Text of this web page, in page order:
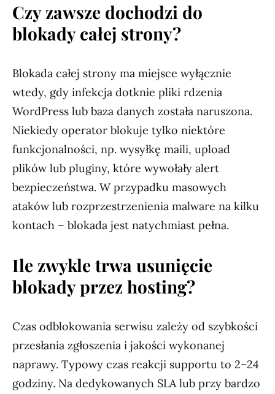
Czy zawsze dochodzi do
blokady całej strony?
Blokada całej strony ma miejsce wyłącznie
wtedy, gdy infekcja dotknie pliki rdzenia
WordPress lub baza danych została naruszona.
Niekiedy operator blokuje tylko niektóre
funkcjonalności, np. wysyłkę maili, upload
plików lub pluginy, które wywołały alert
bezpieczeństwa. W przypadku masowych
ataków lub rozprzestrzenienia malware na kilku
kontach – blokada jest natychmiast pełna.
Ile zwykle trwa usunięcie
blokady przez hosting?
Czas odblokowania serwisu zależy od szybkości
przesłania zgłoszenia i jakości wykonanej
naprawy. Typowy czas reakcji supportu to 2–24
godziny. Na dedykowanych SLA lub przy bardzo